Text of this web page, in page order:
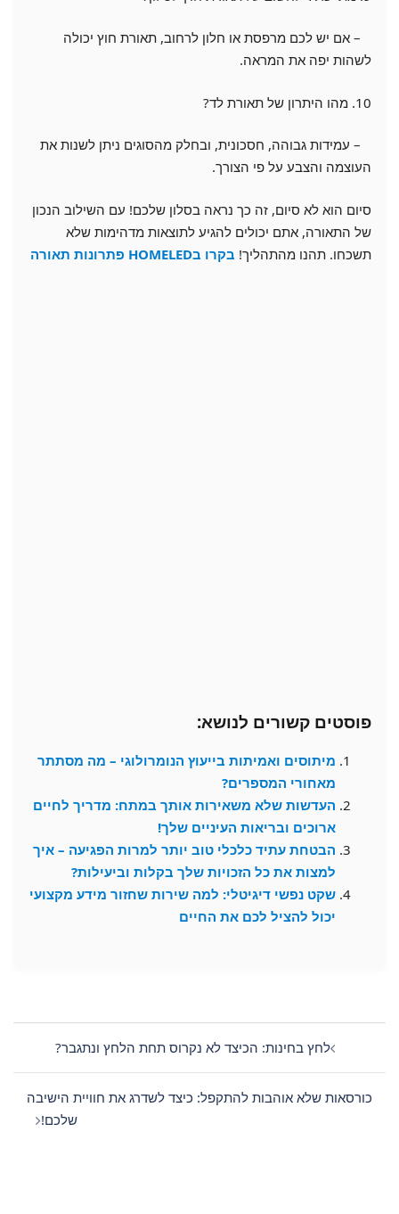
– אם יש לכם מרפסת או חלון לרחוב, תאורת חוץ יכולה
לשהות יפה את המראה.
10. מהו היתרון של תאורת לד?
– עמידות גבוהה, חסכונית, ובחלק מהסוגים ניתן לשנות את
העוצמה והצבע על פי הצורך.
סיום הוא לא סיום, זה כך נראה בסלון שלכם! עם השילוב הנכון
של התאורה, אתם יכולים להגיע לתוצאות מדהימות שלא
תשכחו. תהנו מהתהליך! בקרו בHOMELED פתרונות תאורה
פוסטים קשורים לנושא:
מיתוסים ואמיתות בייעוץ הנומרולוגי – מה מסתתר
מאחורי המספרים?
העדשות שלא משאירות אותך במתח: מדריך לחיים
ארוכים ובריאות העיניים שלך!
הבטחת עתיד כלכלי טוב יותר למרות הפגיעה – איך
למצות את כל הזכויות שלך בקלות וביעילות?
שקט נפשי דיגיטלי: למה שירות שחזור מידע מקצועי
יכול להציל לכם את החיים
Post
navigationלחץ בחינות: הכיצד לא נקרוס תחת הלחץ ונתגבר?
כורסאות שלא אוהבות להתקפל: כיצד לשדרג את חוויית הישיבה
שלכם!